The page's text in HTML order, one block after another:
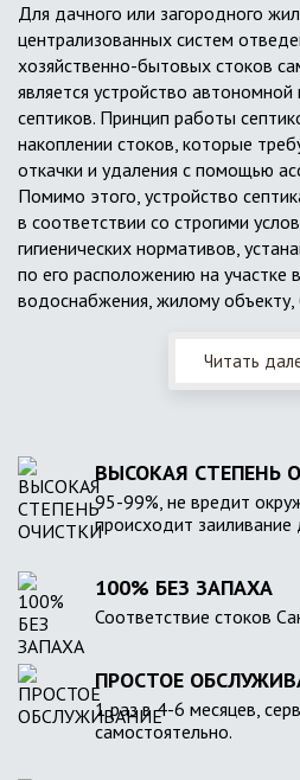
Для дачного или загородного
централизованных систем
хозяйственно-бытовых стоков
является устройство автономной
септиков. Принцип работы
накоплении стоков, которые
откачки и удаления с помощью
Помимо этого, устройство
в соответствии со строгими
гигиенических нормативов,
по его расположению на участке
водоснабжения, жилому
Читать
ВЫСОКАЯ СТЕПЕНЬ
95-99%, не вредит
происходит заиливание
100% БЕЗ ЗАПАХА
Соответствие стоков
ПРОСТОЕ
1 раз в 4-6 месяцев,
самостоятельно.